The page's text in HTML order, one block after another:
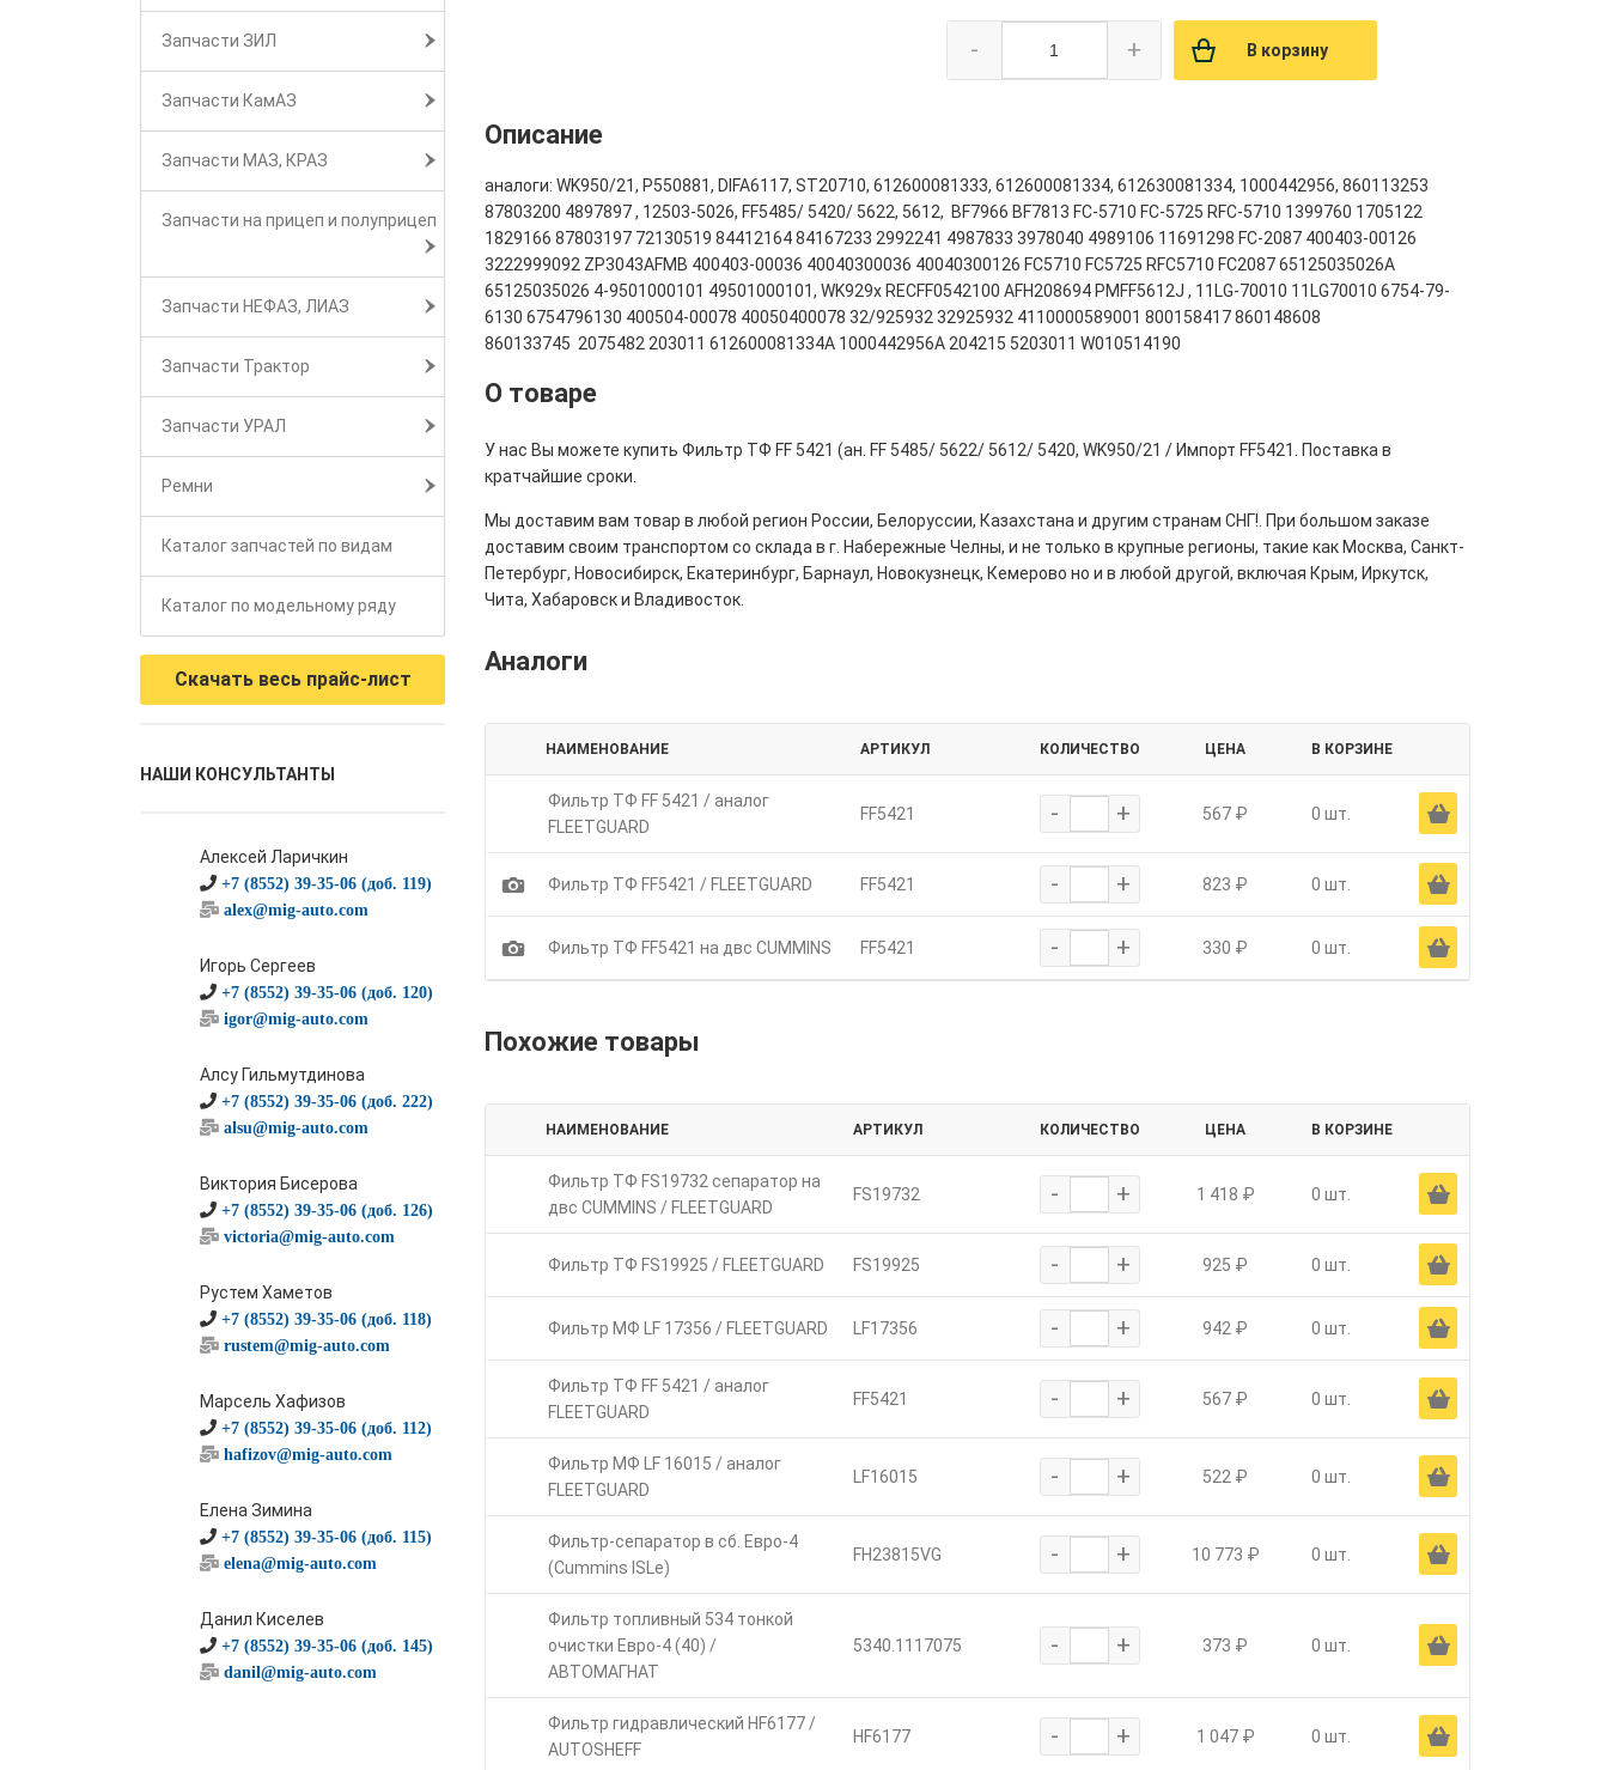
Запчасти ЗИЛ
Запчасти КамАЗ
Запчасти МАЗ, КРАЗ
Запчасти на прицеп и полуприцеп
Запчасти НЕФАЗ, ЛИАЗ
Запчасти Трактор
Запчасти УРАЛ
Ремни
Каталог запчастей по видам
Каталог по модельному ряду
Скачать весь прайс-лист
НАШИ КОНСУЛЬТАНТЫ
Алексей Ларичкин
+7 (8552) 39-35-06 (доб. 119)
alex@mig-auto.com
Игорь Сергеев
+7 (8552) 39-35-06 (доб. 120)
igor@mig-auto.com
Алсу Гильмутдинова
+7 (8552) 39-35-06 (доб. 222)
alsu@mig-auto.com
Виктория Бисерова
+7 (8552) 39-35-06 (доб. 126)
victoria@mig-auto.com
Рустем Хаметов
+7 (8552) 39-35-06 (доб. 118)
rustem@mig-auto.com
Марсель Хафизов
+7 (8552) 39-35-06 (доб. 112)
hafizov@mig-auto.com
Елена Зимина
+7 (8552) 39-35-06 (доб. 115)
elena@mig-auto.com
Данил Киселев
+7 (8552) 39-35-06 (доб. 145)
danil@mig-auto.com
- + В корзину
Описание
аналоги: WK950/21, P550881, DIFA6117, ST20710, 612600081333, 612600081334, 612630081334, 1000442956, 860113253
87803200 4897897 , 12503-5026, FF5485/ 5420/ 5622, 5612, BF7966 BF7813 FC-5710 FC-5725 RFC-5710 1399760 1705122
1829166 87803197 72130519 84412164 84167233 2992241 4987833 3978040 4989106 11691298 FC-2087 400403-00126
3222999092 ZP3043AFMB 400403-00036 40040300036 40040300126 FC5710 FC5725 RFC5710 FC2087 65125035026A
65125035026 4-9501000101 49501000101, WK929x RECFF0542100 AFH208694 PMFF5612J , 11LG-70010 11LG70010 6754-79-
6130 6754796130 400504-00078 40050400078 32/925932 32925932 4110000589001 800158417 860148608
860133745 2075482 203011 612600081334A 1000442956A 204215 5203011 W010514190
О товаре
У нас Вы можете купить Фильтр ТФ FF 5421 (ан. FF 5485/ 5622/ 5612/ 5420, WK950/21 / Импорт FF5421. Поставка в
кратчайшие сроки.
Мы доставим вам товар в любой регион России, Белоруссии, Казахстана и другим странам СНГ!. При большом заказе
доставим своим транспортом со склада в г. Набережные Челны, и не только в крупные регионы, такие как Москва, Санкт-
Петербург, Новосибирск, Екатеринбург, Барнаул, Новокузнецк, Кемерово но и в любой другой, включая Крым, Иркутск,
Чита, Хабаровск и Владивосток.
Аналоги
НАИМЕНОВАНИЕ АРТИКУЛ КОЛИЧЕСТВО ЦЕНА В КОРЗИНЕ
Фильтр ТФ FF 5421 / аналог
FLEETGUARD
FF5421 - + 567 ₽ 0 шт. Ä
1 Фильтр ТФ FF5421 / FLEETGUARD FF5421 - + 823 ₽ 0 шт. Ä
1 Фильтр ТФ FF5421 на двc CUMMINS FF5421 - + 330 ₽ 0 шт. Ä
Похожие товары
НАИМЕНОВАНИЕ АРТИКУЛ КОЛИЧЕСТВО ЦЕНА В КОРЗИНЕ
Фильтр ТФ FS19732 сепаратор на
двc CUMMINS / FLEETGUARD
FS19732 - + 1 418 ₽ 0 шт. Ä
Фильтр ТФ FS19925 / FLEETGUARD FS19925 - + 925 ₽ 0 шт. Ä
Фильтр МФ LF 17356 / FLEETGUARD LF17356 - + 942 ₽ 0 шт. Ä
Фильтр ТФ FF 5421 / аналог
FLEETGUARD
FF5421 - + 567 ₽ 0 шт. Ä
Фильтр МФ LF 16015 / аналог
FLEETGUARD
LF16015 - + 522 ₽ 0 шт. Ä
Фильтр-сепаратор в сб. Евро-4
(Cummins ISLe)
FH23815VG - + 10 773 ₽ 0 шт. Ä
Фильтр топливный 534 тонкой
очистки Евро-4 (40) /
АВТОМАГНАТ
5340.1117075 - + 373 ₽ 0 шт. Ä
Фильтр гидравлический HF6177 /
AUTOSHEFF
HF6177 - + 1 047 ₽ 0 шт. Ä